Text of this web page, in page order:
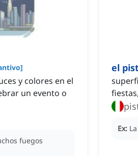
]
y colores en el
un evento o
fuegos
el
Ex: